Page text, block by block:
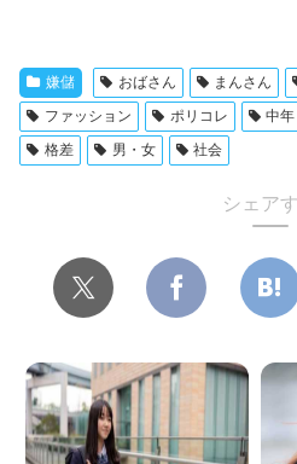
嫌儲 おばさん まんさん
ファッション
ポリコレ 中年
格差
男・女 社会
シェア